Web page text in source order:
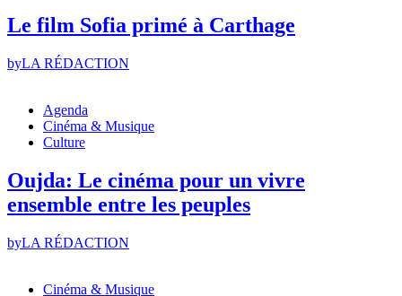
Le film Sofia primé à Carthage
byLA RÉDACTION
Agenda
Cinéma & Musique
Culture
Oujda: Le cinéma pour un vivre
ensemble entre les peuples
byLA RÉDACTION
Cinéma & Musique